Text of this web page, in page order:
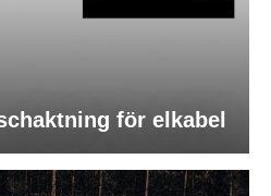
för elkabel